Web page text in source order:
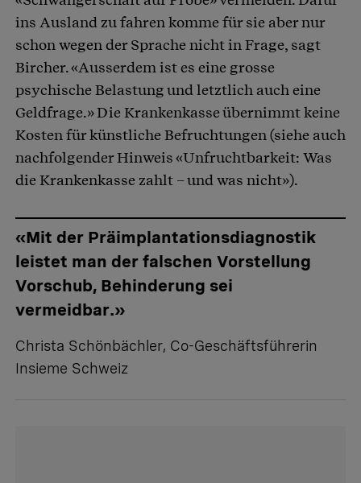
ins Ausland zu fahren komme für sie aber nur
schon wegen der Sprache nicht in Frage, sagt
Bircher. «Ausserdem ist es eine grosse
psychische Belastung und letztlich auch eine
Geldfrage.» Die Krankenkasse übernimmt keine
Kosten für künstliche Befruchtungen (siehe auch
nachfolgender Hinweis «Unfruchtbarkeit: Was
die Krankenkasse zahlt – und was nicht»).
«Mit der Präimplantations­diagnostik
leistet man der falschen Vorstellung
Vorschub, Behinderung sei
vermeidbar.»
Christa Schönbächler, Co-Geschäftsführerin
Insieme Schweiz